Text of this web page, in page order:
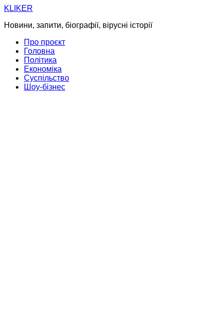
Skip
content
KLIKER
Новини, запити, біографії, вірусні історії
Про проєкт
Головна
Політика
Економіка
Суспільство
Шоу-бізнес